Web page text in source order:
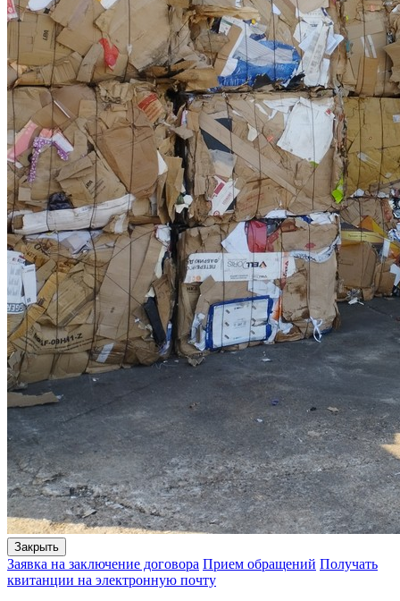
Закрыть
Заявка на заключение договора Прием обращений Получать
квитанции на электронную почту